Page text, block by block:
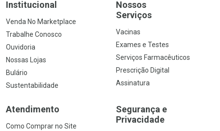
Institucional
Venda No Marketplace
Trabalhe Conosco
Ouvidoria
Nossas Lojas
Bulário
Sustentabilidade
Nossos
Serviços
Vacinas
Exames e Testes
Serviços Farmacêuticos
Prescrição Digital
Assinatura
Atendimento
Como Comprar no Site
Segurança e
Privacidade